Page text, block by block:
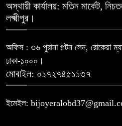
অস্থায়ী কার্যালয়: মতিন মার্কেট,
লক্ষ্মীপুর।
অফিস : ৩৬ পুরানা পল্টন লেন, রোকেয়া
ঢাকা-১০০০।
মোবাইল: ০১৭২৭৪৫১১৩৭
ইমেইল: